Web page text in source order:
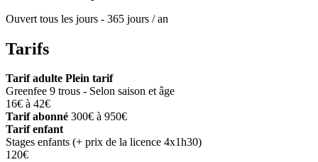
Ouvert tous les jours - 365 jours / an
Tarifs
Tarif adulte Plein tarif
Greenfee 9 trous - Selon saison et âge
16€ à 42€
Tarif abonné 300€ à 950€
Tarif enfant
Stages enfants (+ prix de la licence 4x1h30)
120€